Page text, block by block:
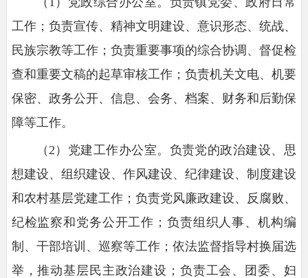
工作；负责宣传、精神文明建设、意识形态、统战、
民族宗教等工作；负责重要事项的综合协调、督促检
查和重要文稿的起草审核工作；负责机关文电、机要
保密、政务公开、信息、会务、档案、财务和后勤保
障等工作。
（2）党建工作办公室。负责党的政治建设、思
想建设、组织建设、作风建设、纪律建设、制度建设
和农村基层党建工作；负责党风廉政建设、反腐败、
纪检监察和党务公开工作；负责组织人事、机构编
制、干部培训、巡察等工作；依法监督指导村换届选
举，推动基层民主政治建设；负责工会、团委、妇